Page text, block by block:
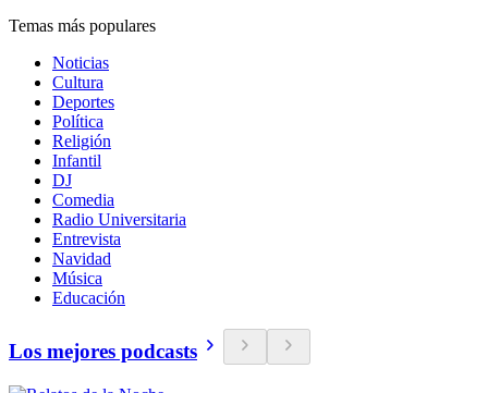
Temas más populares
Noticias
Cultura
Deportes
Política
Religión
Infantil
DJ
Comedia
Radio Universitaria
Entrevista
Navidad
Música
Educación
Los mejores podcasts